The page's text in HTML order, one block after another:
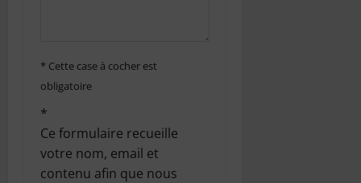
i
c
l
e
* Cette case à cocher est
obligatoire
*
Ce formulaire recueille
votre nom, email et
contenu afin que nous